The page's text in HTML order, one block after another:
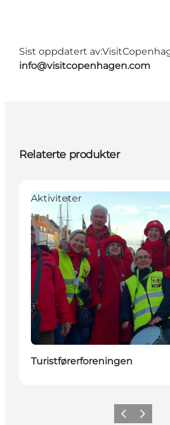
Sist oppdatert av:
info@visitcopenhagen.com
Relaterte produkter
Aktiviteter
Turistførerforeningen
ForrigeNeste